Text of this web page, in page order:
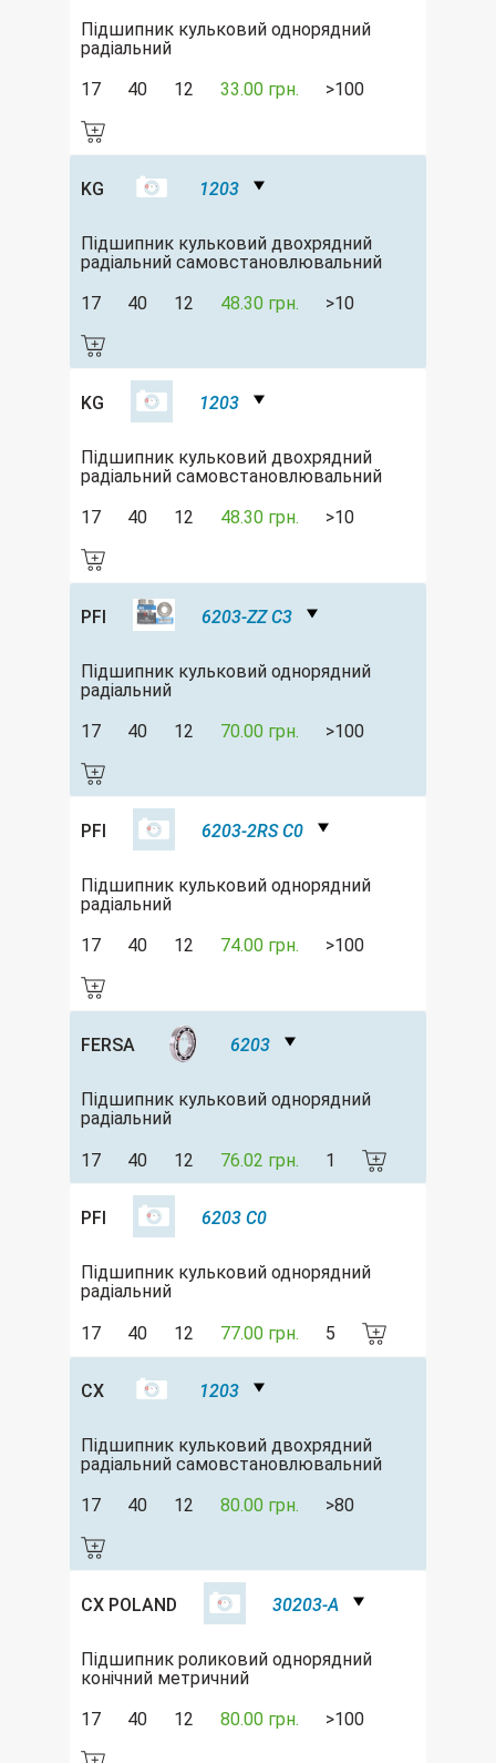
Підшипник кульковий однорядний
радіальний
17
40 12 33.00 грн. >100
KG 1203
Підшипник кульковий двохрядний
радіальний самовстановлювальний
17
40 12 48.30 грн. >10
KG 1203
Підшипник кульковий двохрядний
радіальний самовстановлювальний
17
40 12 48.30 грн. >10
PFI 6203-ZZ C3
Підшипник кульковий однорядний
радіальний
17
40 12 70.00 грн. >100
PFI 6203-2RS C0
Підшипник кульковий однорядний
радіальний
17
40 12 74.00 грн. >100
FERSA 6203
Підшипник кульковий однорядний
радіальний
17 40 12 76.02 грн. 1
PFI 6203 C0
Підшипник кульковий однорядний
радіальний
17 40 12 77.00 грн. 5
CX 1203
Підшипник кульковий двохрядний
радіальний самовстановлювальний
17
40 12 80.00 грн. >80
CX POLAND 30203-A
Підшипник роликовий однорядний
конічний метричний
17
40 12 80.00 грн. >100